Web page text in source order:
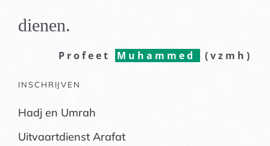
dienen.
Profeet Muhammed (vzmh)
INSCHRIJVEN
Hadj en Umrah
Uitvaartdienst Arafat